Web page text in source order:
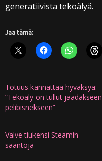
generatiivista tekoälyä.
Jaa tämä:
Totuus kannattaa hyväksyä:
”Tekoäly on tullut jäädäkseen
pelibisnekseen”
Valve tiukensi Steamin
sääntöjä